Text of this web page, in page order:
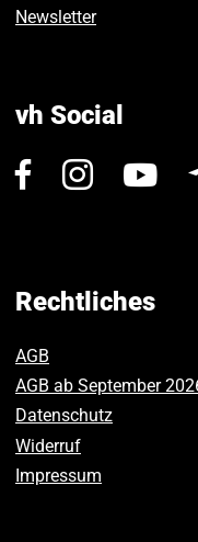
Newsletter
vh Social
Besuchen
Facebook.
Rechtliches
AGB
AGB ab September
Datenschutz
Widerruf
Impressum